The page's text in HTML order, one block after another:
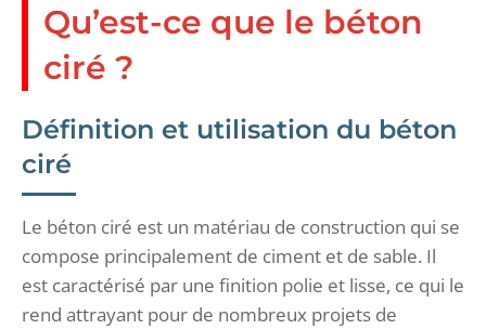
Qu’est-ce que le béton
ciré ?
Définition et utilisation du béton
ciré
Le béton ciré est un matériau de construction qui se
compose principalement de ciment et de sable. Il
est caractérisé par une finition polie et lisse, ce qui le
rend attrayant pour de nombreux projets de